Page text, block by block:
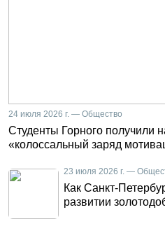
24 июля 2026 г. — Общество
Студенты Горного получили
«колоссальный заряд
23 июля 2026 г. —
Как Санкт-
развитии